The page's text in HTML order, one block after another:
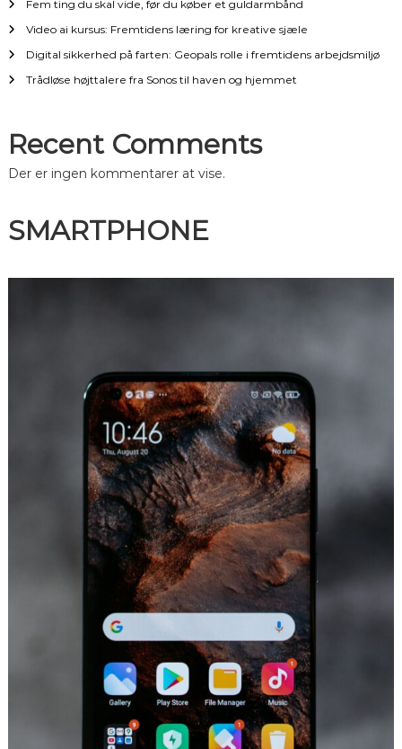
Fem ting du skal vide, før du køber et guldarmbånd
Video ai kursus: Fremtidens læring for kreative sjæle
Digital sikkerhed på farten: Geopals rolle i fremtidens arbejdsmiljø
Trådløse højttalere fra Sonos til haven og hjemmet
Recent Comments
Der er ingen kommentarer at vise.
SMARTPHONE